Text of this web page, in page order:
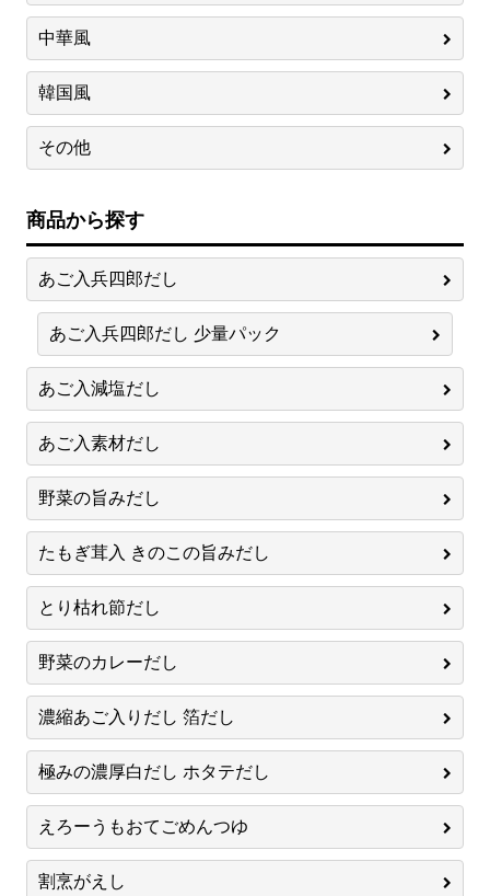
中華風
韓国風
その他
商品から探す
あご入兵四郎だし
あご入兵四郎だし 少量パック
あご入減塩だし
あご入素材だし
野菜の旨みだし
たもぎ茸入 きのこの旨みだし
とり枯れ節だし
野菜のカレーだし
濃縮あご入りだし 箔だし
極みの濃厚白だし ホタテだし
えろーうもおてごめんつゆ
割烹がえし